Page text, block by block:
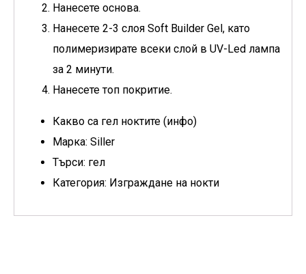
Нанeсете основа.
Нанесете 2-3 слоя Soft Builder Gel, като
полимеризирате всеки слой в UV-Led лампа
за 2 минути.
Нанесете топ покритие.
Какво са гел ноктите (инфо)
Марка: Siller
Търси: гел
Категория: Изграждане на нокти